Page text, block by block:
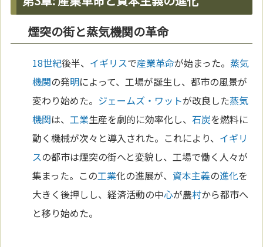
煙突の街と蒸気機関の革命
18世紀後半、 イギリスで産業革命が始まった。 蒸気
機関の発明によって、工場が誕生し、都市の風景が
変わり始めた。 ジェームズ・ワットが改良した蒸気
機関は、工業生産を劇的に効率化し、石炭を燃料に
動く機械が次々と導入された。これにより、 イギリ
スの都市は煙突の街へと変貌し、工場で働く人々が
集まった。この工業化の進展が、 資本主義の進化を
大きく後押しし、経済活動の中心が農村から都市へ
と移り始めた。